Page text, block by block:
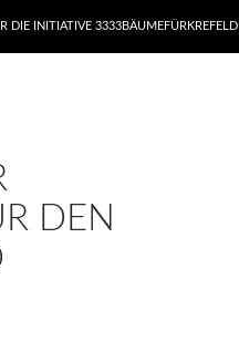
DIE INITIATIVE 3333BÄUMEFÜRKREFELD
DEN